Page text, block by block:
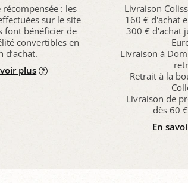
: les
sur le site
font bénéficier de
convertibles en
d’achat.
plus
Livraison
160 € d'achat
300 € d'achat
Livraison à
Retrait à la
Livraison de
dès 60
En